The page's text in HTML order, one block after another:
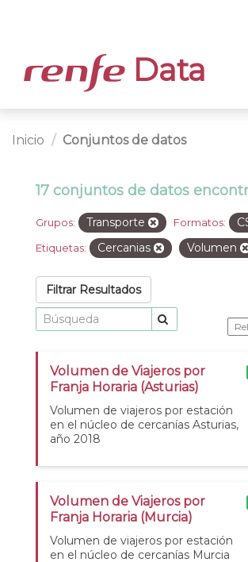
Data
Inicio Conjuntos de datos
17 conjuntos de datos
Grupos: Transporte Formatos:
Etiquetas: Cercanias Volumen
Filtrar Resultados
Volumen de Viajeros por
Franja Horaria (Asturias)
Volumen de viajeros por estación
en el núcleo de cercanías Asturias,
año 2018
Volumen de Viajeros por
Franja Horaria (Murcia)
Volumen de viajeros por estación
en el núcleo de cercanías Murcia